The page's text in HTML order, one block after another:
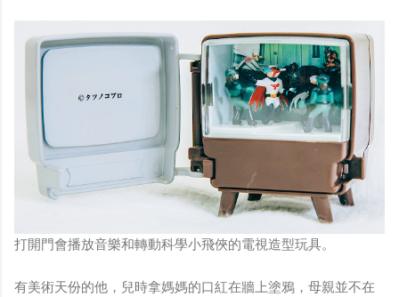
打開門會播放音樂和轉動科學小飛俠的電視造型玩具。
有美術天份的他，兒時拿媽媽的口紅在牆上塗鴉，母親並不在